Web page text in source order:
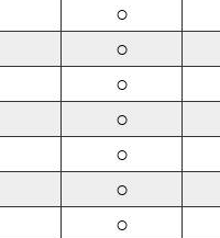
○
○
○
○
○
○
○